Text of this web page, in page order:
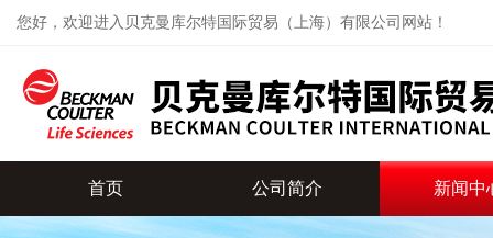
您好，欢迎进入贝克曼库尔特国际贸易（上海）有限公司网站！
首页 公司简介 新闻中